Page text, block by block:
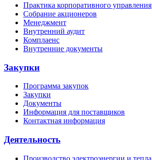
Практика корпоративного управления
Собрание акционеров
Менеджмент
Внутренний аудит
Комплаенс
Внутренние документы
Закупки
Программа закупок
Закупки
Документы
Информация для поставщиков
Контактная информация
Деятельность
Производство электроэнергии и тепла